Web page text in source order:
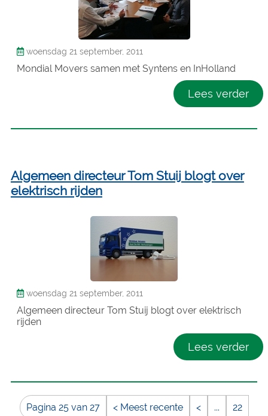
woensdag 21 september, 2011
Mondial Movers samen met Syntens en InHolland
Lees verder
Algemeen directeur Tom Stuij blogt over
elektrisch rijden
woensdag 21 september, 2011
Algemeen directeur Tom Stuij blogt over elektrisch
rijden
Lees verder
Pagina 25 van 27 < Meest recente < ... 22